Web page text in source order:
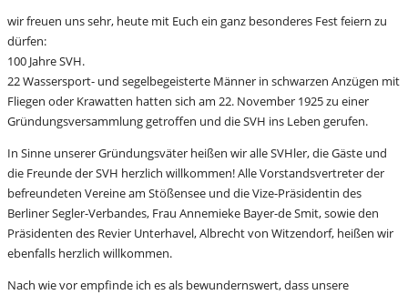
wir freuen uns sehr, heute mit Euch ein ganz besonderes Fest feiern zu
dürfen:
100 Jahre SVH.
22 Wassersport- und segelbegeisterte Männer in schwarzen Anzügen mit
Fliegen oder Krawatten hatten sich am 22. November 1925 zu einer
Gründungsversammlung getroffen und die SVH ins Leben gerufen.
In Sinne unserer Gründungsväter heißen wir alle SVHler, die Gäste und
die Freunde der SVH herzlich willkommen! Alle Vorstandsvertreter der
befreundeten Vereine am Stößensee und die Vize-Präsidentin des
Berliner Segler-Verbandes, Frau Annemieke Bayer-de Smit, sowie den
Präsidenten des Revier Unterhavel, Albrecht von Witzendorf, heißen wir
ebenfalls herzlich willkommen.
Nach wie vor empfinde ich es als bewundernswert, dass unsere